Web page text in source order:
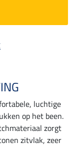
luchtige
op het been.
zorgt
zitvlak, zeer